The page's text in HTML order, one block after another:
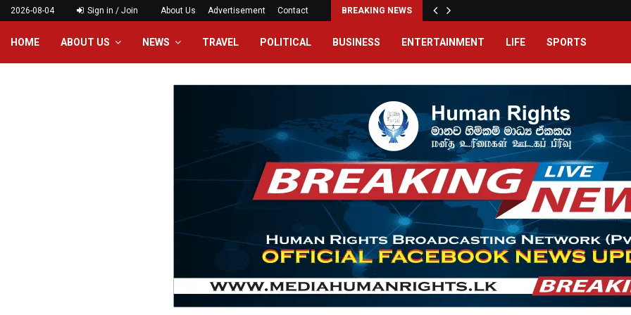
2026-08-04 Sign in / Join About Us Advertisement Contact BREAKING NEWS
HOME ABOUT US NEWS TRAVEL POLITICAL BUSINESS ENTERTAINMENT LIFE SPORTS